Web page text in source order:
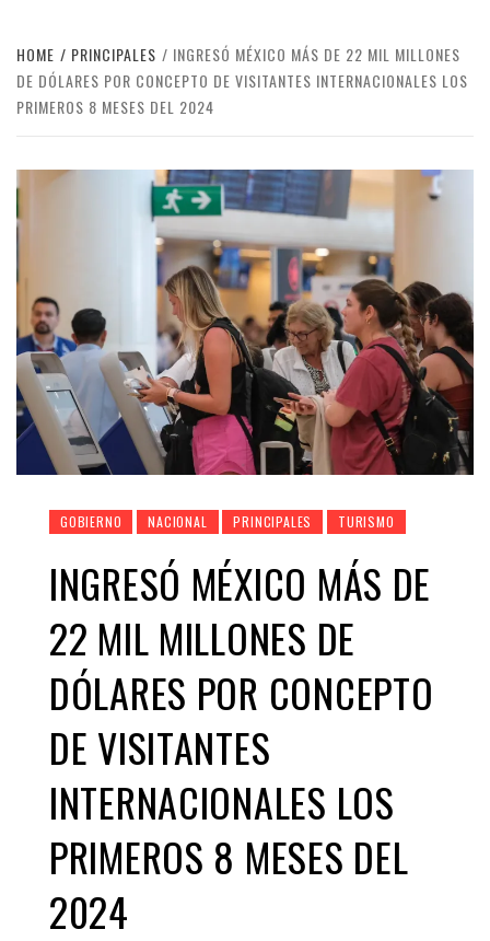
HOME PRINCIPALES
INGRESÓ MÉXICO MÁS DE 22 MIL MILLONES
DE DÓLARES POR CONCEPTO DE VISITANTES INTERNACIONALES LOS
PRIMEROS 8 MESES DEL 2024
GOBIERNO NACIONAL PRINCIPALES TURISMO
INGRESÓ MÉXICO MÁS DE
22 MIL MILLONES DE
DÓLARES POR CONCEPTO
DE VISITANTES
INTERNACIONALES LOS
PRIMEROS 8 MESES DEL
2024